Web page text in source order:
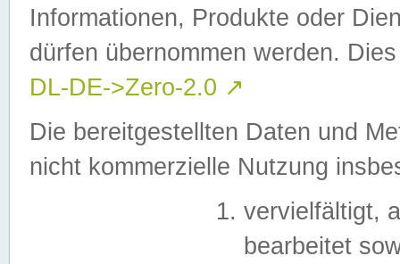
Informationen, Produkte oder
dürfen übernommen werden.
DL-DE->Zero-2.0 ↗
Die bereitgestellten Daten und
nicht kommerzielle Nutzung
vervielfältigt,
bearbeitet